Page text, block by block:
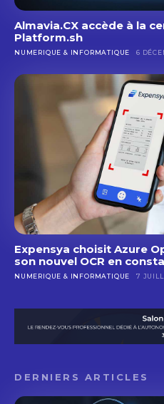
Almavia.CX accède à la
Platform.sh
NUMERIQUE & INFORMATIQUE 6
Expensya choisit Azure
son nouvel OCR en
NUMERIQUE & INFORMATIQUE 7
DERNIERS ARTICLES